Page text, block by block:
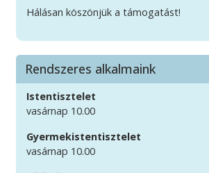
Hálásan köszönjük a támogatást!
Rendszeres alkalmaink
Istentisztelet
vasárnap 10.00
Gyermekistentisztelet
vasárnap 10.00